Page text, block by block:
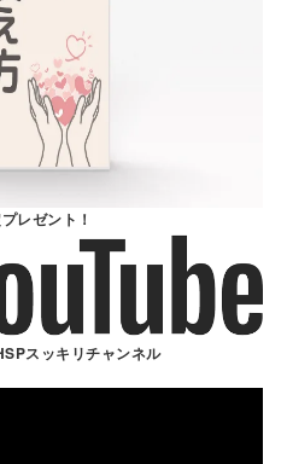
レゼント！
スッキリチャンネル